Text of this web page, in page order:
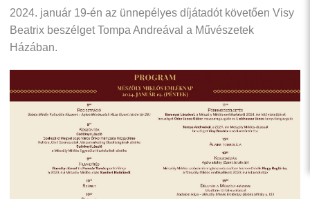
2024. január 19-én az ünnepélyes díjátadót követően Visy
Beatrix beszélget Tompa Andreával a Művészetek
Házában.